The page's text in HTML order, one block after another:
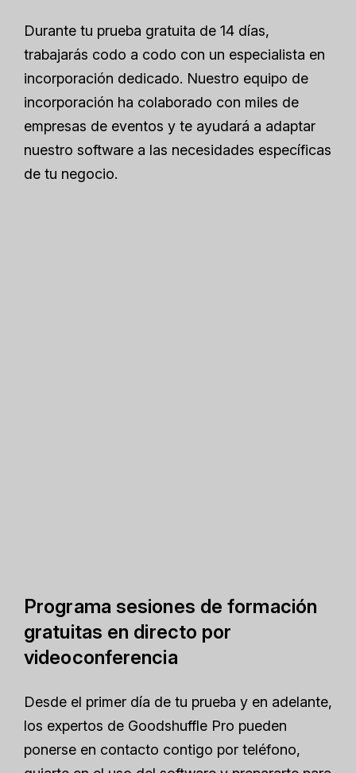
Durante tu prueba gratuita de 14 días,
trabajarás codo a codo con un especialista en
incorporación dedicado. Nuestro equipo de
incorporación ha colaborado con miles de
empresas de eventos y te ayudará a adaptar
nuestro software a las necesidades específicas
de tu negocio.
Programa sesiones de formación
gratuitas en directo por
videoconferencia
Desde el primer día de tu prueba y en adelante,
los expertos de Goodshuffle Pro pueden
ponerse en contacto contigo por teléfono,